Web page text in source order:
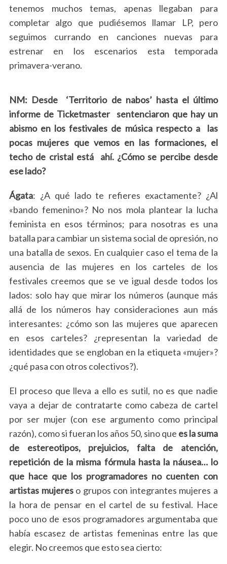
tenemos muchos temas, apenas llegaban para
completar algo que pudiésemos llamar LP, pero
seguimos currando en canciones nuevas para
estrenar en los escenarios esta temporada
primavera-verano.
NM: Desde ‘Territorio de nabos’ hasta el último
informe de Ticketmaster sentenciaron que hay un
abismo en los festivales de música respecto a las
pocas mujeres que vemos en las formaciones, el
techo de cristal está ahí. ¿Cómo se percibe desde
ese lado?
Ágata: ¿A qué lado te refieres exactamente? ¿Al
«bando femenino»? No nos mola plantear la lucha
feminista en esos términos; para nosotras es una
batalla para cambiar un sistema social de opresión, no
una batalla de sexos. En cualquier caso el tema de la
ausencia de las mujeres en los carteles de los
festivales creemos que se ve igual desde todos los
lados: solo hay que mirar los números (aunque más
allá de los números hay consideraciones aun más
interesantes: ¿cómo son las mujeres que aparecen
en esos carteles? ¿representan la variedad de
identidades que se engloban en la etiqueta «mujer»?
¿qué pasa con otros colectivos?).
El proceso que lleva a ello es sutil, no es que nadie
vaya a dejar de contratarte como cabeza de cartel
por ser mujer (con ese argumento como principal
razón), como si fueran los años 50, sino que es la suma
de estereotipos, prejuicios, falta de atención,
repetición de la misma fórmula hasta la náusea… lo
que hace que los programadores no cuenten con
artistas mujereso grupos con integrantes mujeres a
la hora de pensar en el cartel de su festival. Hace
poco uno de esos programadores argumentaba que
había escasez de artistas femeninas entre las que
elegir. No creemos que esto sea cierto: